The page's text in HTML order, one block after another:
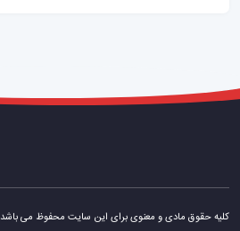
کلیه حقوق مادی و معنوی برای این سایت محفوظ می باشد